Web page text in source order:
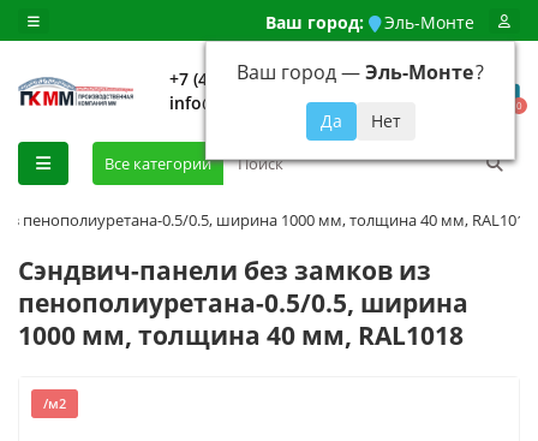
Ваш город: Эль-Монте
Ваш город —Эль-Монте?
+7 (499) 648-92-94
info@evroshtaketnikmoskva.ru
0
Все категории
пенополиуретана-0.5/0.5, ширина 1000 мм, толщина 40 мм, RAL1018
Сэндвич-панели без замков из
пенополиуретана-0.5/0.5, ширина
1000 мм, толщина 40 мм, RAL1018
/м2